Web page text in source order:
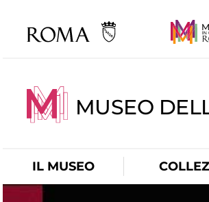
MUSEO
IL MUSEO